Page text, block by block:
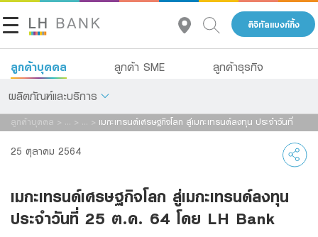
ดิจิทัลแบงก์กิ้ง
ลูกค้าบุคคล ลูกค้า SME ลูกค้าธุรกิจ
ผลิตภัณฑ์และบริการ
เกี่ยวกับเรา
ติดต่อเรา ประกัน
ลูกค้าบุคคล > > > เมกะเทรนด์เศรษฐกิจโลก สู่เมกะเทรนด์ลงทุน ประจำวันที่
25 ตุลาคม 2564
เมกะเทรนด์เศรษฐกิจโลก สู่เมกะเทรนด์ลงทุน
ประจำวันที่ 25 ต.ค. 64 โดย LH Bank